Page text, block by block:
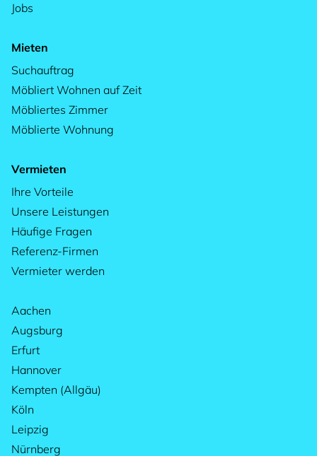
Jobs
Mieten
Suchauftrag
Möbliert Wohnen auf Zeit
Möbliertes Zimmer
Möblierte Wohnung
Vermieten
Ihre Vorteile
Unsere Leistungen
Häufige Fragen
Referenz-Firmen
Vermieter werden
Aachen
Augsburg
Erfurt
Hannover
Kempten (Allgäu)
Köln
Leipzig
Nürnberg